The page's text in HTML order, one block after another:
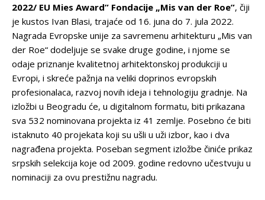
2022/ EU Mies Award” Fondacije „Mis van der Roe”, čiji
je kustos Ivan Blasi, trajaće od 16. juna do 7. jula 2022.
Nagrada Evropske unije za savremenu arhitekturu „Mis van
der Roe“ dodeljuje se svake druge godine, i njome se
odaje priznanje kvalitetnoj arhitektonskoj produkciji u
Evropi, i skreće pažnja na veliki doprinos evropskih
profesionalaca, razvoj novih ideja i tehnologiju gradnje. Na
izložbi u Beogradu će, u digitalnom formatu, biti prikazana
sva 532 nominovana projekta iz 41 zemlje. Posebno će biti
istaknuto 40 projekata koji su ušli u uži izbor, kao i dva
nagrađena projekta. Poseban segment izložbe činiće prikaz
srpskih selekcija koje od 2009. godine redovno učestvuju u
nominaciji za ovu prestižnu nagradu.